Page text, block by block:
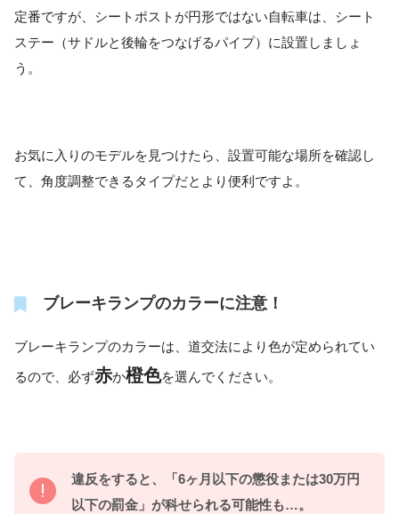
定番ですが、シートポストが円形ではない自転車は、シート
ステー（サドルと後輪をつなげるパイプ）に設置しましょ
う。
お気に入りのモデルを見つけたら、設置可能な場所を確認し
て、角度調整できるタイプだとより便利ですよ。
ブレーキランプのカラーに注意！
ブレーキランプのカラーは、道交法により色が定められてい
るので、必ず赤か橙色を選んでください。
違反をすると、「6ヶ月以下の懲役または30万円
以下の罰金」が科せられる可能性も…。